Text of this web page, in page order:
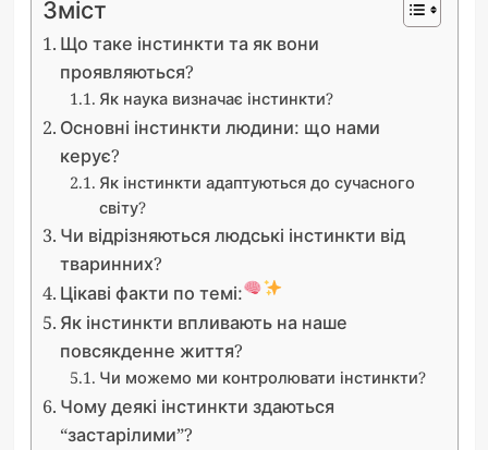
Зміст
Що таке інстинкти та як вони
проявляються?
Як наука визначає інстинкти?
Основні інстинкти людини: що нами
керує?
Як інстинкти адаптуються до сучасного
світу?
Чи відрізняються людські інстинкти від
тваринних?
Цікаві факти по темі:
Як інстинкти впливають на наше
повсякденне життя?
Чи можемо ми контролювати інстинкти?
Чому деякі інстинкти здаються
“застарілими”?